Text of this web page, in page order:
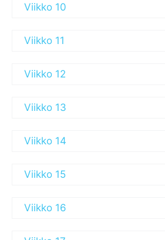
Viikko 10
Viikko 11
Viikko 12
Viikko 13
Viikko 14
Viikko 15
Viikko 16